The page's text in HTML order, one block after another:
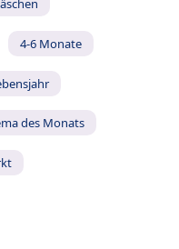
4-6 Monate
des Monats